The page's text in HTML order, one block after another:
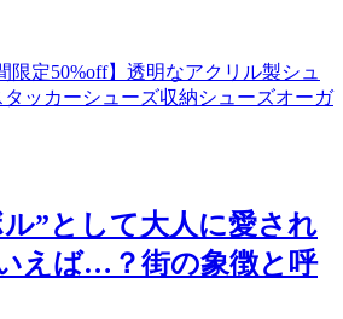
限定50%off】透明なアクリル製シュ
ッカーシューズ収納シューズオーガ
”として大人に愛され
えば…？街の象徴と呼